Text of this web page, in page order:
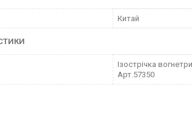
Китай
Ізострічка
Арт.57350